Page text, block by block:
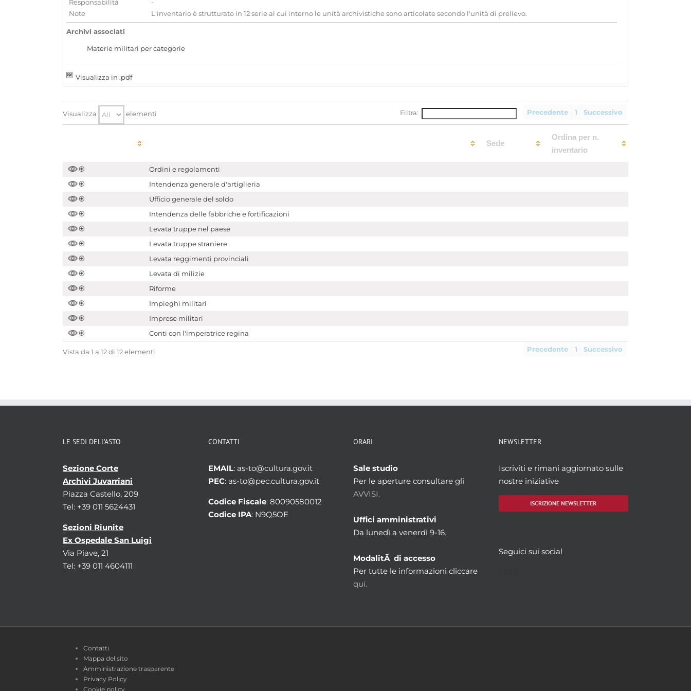
Responsabilità
-
Note
L'inventario è strutturato in 12 serie al cui interno le unità archivistiche sono articolate secondo l'unità di prelievo.
Archivi associati
Materie militari per categorie
Visualizza in .pdf
Precedente 1 Successivo
Visualizza elementi Filtra:
Sede
Ordina per n.
inventario
Ordini e regolamenti
Intendenza generale d'artiglieria
Ufficio generale del soldo
Intendenza delle fabbriche e fortificazioni
Levata truppe nel paese
Levata truppe straniere
Levata reggimenti provinciali
Levata di milizie
Riforme
Impieghi militari
Imprese militari
Conti con l'imperatrice regina
Vista da 1 a 12 di 12 elementi Precedente 1 Successivo
LE SEDI DELL’ASTO
Sezione Corte
Archivi Juvarriani
Piazza Castello, 209
Tel: +39 011 5624431
Sezioni Riunite
Ex Ospedale San Luigi
Via Piave, 21
Tel: +39 011 4604111
CONTATTI
EMAIL: as-to@cultura.gov.it
PEC: as-to@pec.cultura.gov.it
Codice Fiscale: 80090580012
Codice IPA: N9Q5OE
ORARI
Sale studio
Per le aperture consultare gli
AVVISI.
Uffici amministrativi
Da lunedì a venerdì 9-16.
ModalitÃ di accesso
Per tutte le informazioni cliccare
qui.
NEWSLETTER
Iscriviti e rimani aggiornato sulle
nostre iniziative
ISCRIZIONE NEWSLETTER
Seguici sui social
Contatti
Mappa del sito
Amministrazione trasparente
Privacy Policy
Cookie policy